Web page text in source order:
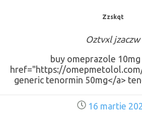
Zzskqt
Oztvxl jzaczw
buy omeprazole 10mg
href="https://
generic tenormin 50mg</a>
16 martie